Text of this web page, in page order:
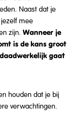
Naast dat je
mee
zijn. Wanneer je
is de kans groot
gaat
houden dat je bij
verwachtingen.